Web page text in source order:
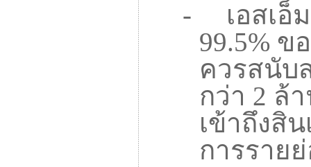
-
เอสเ
99.5% ข
ควรสนับ
กว่า 2 ล้
เข้าถึงสิ
การราย